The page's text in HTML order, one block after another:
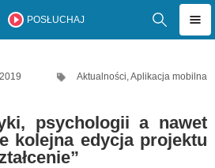
POSŁUCHAJ
Aktualności,Aplikacja mobilna
psychologii a nawet
kolejna edycja projektu